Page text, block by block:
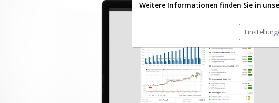
Weitere Informationen finden Sie in